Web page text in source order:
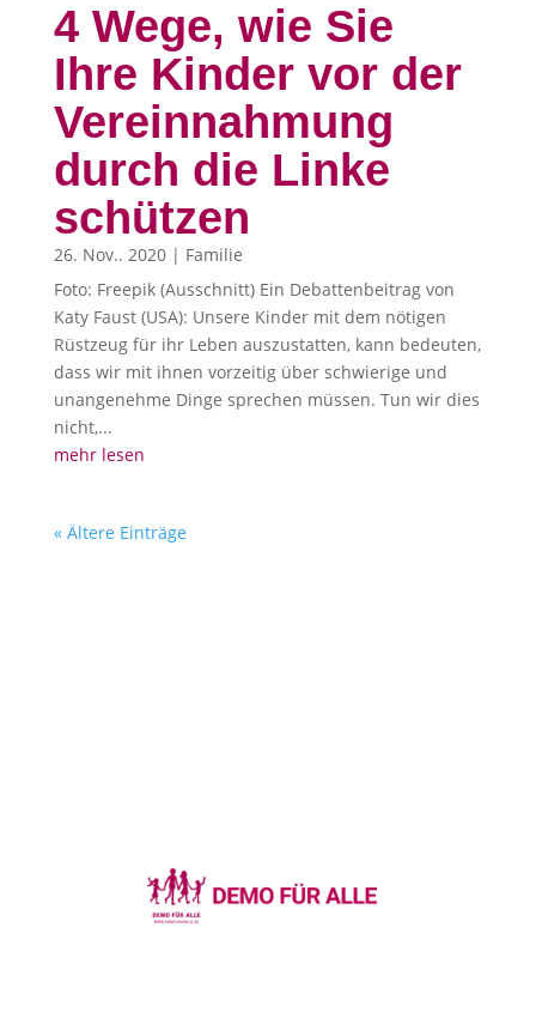
4 Wege, wie Sie
Ihre Kinder vor der
Vereinnahmung
durch die Linke
schützen
26. Nov.. 2020| Familie
Foto: Freepik (Ausschnitt) Ein Debattenbeitrag von
Katy Faust (USA): Unsere Kinder mit dem nötigen
Rüstzeug für ihr Leben auszustatten, kann bedeuten,
dass wir mit ihnen vorzeitig über schwierige und
unangenehme Dinge sprechen müssen. Tun wir dies
nicht,...
mehr lesen
« Ältere Einträge